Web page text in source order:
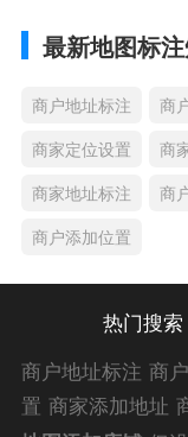
最新地图标
商户地址标注 商
商家定位设置
商
商家地址标注
商
商户添加位置
热门搜索
商户地址标注 商
置 商家添加地址